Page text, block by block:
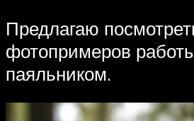
Предлагаю
фотопримеров
паяльником.